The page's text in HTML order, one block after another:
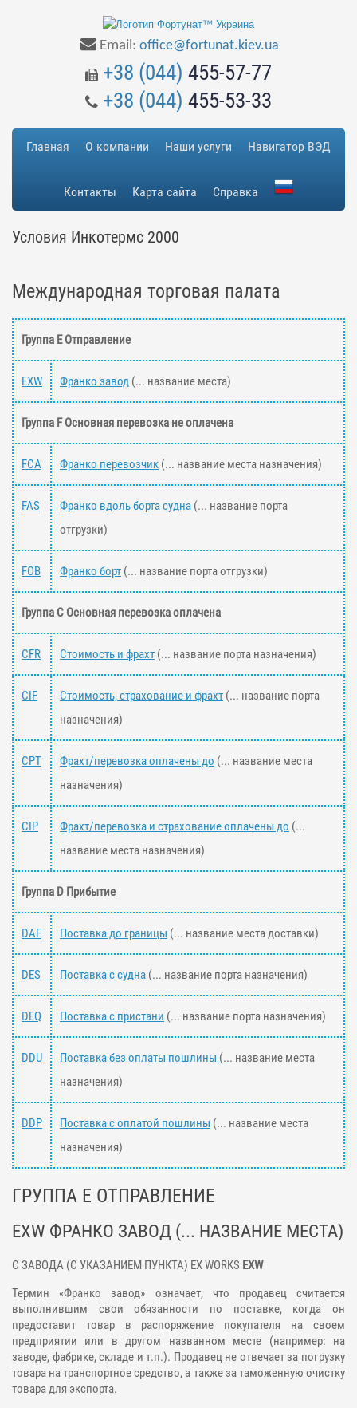
Email:office@fortunat.kiev.ua
+38 (044) 455-57-77
+38 (044) 455-53-33
Главная О компании Наши услуги Навигатор ВЭД
Контакты Карта сайта Справка
Условия Инкотермс 2000
Международная торговая палата
Группа Е Отправление
EXW Франко завод (... название места)
Группа F Основная перевозка не оплачена
FCA Франко перевозчик (... название места назначения)
FAS Франко вдоль борта судна (... название порта
отгрузки)
FOB Франко борт (... название порта отгрузки)
Группа С Основная перевозка оплачена
CFR Стоимость и фрахт (... название порта назначения)
CIF Стоимость, страхование и фрахт (... название порта
назначения)
CPT Фрахт/перевозка оплачены до (... название места
назначения)
CIP Фрахт/перевозка и страхование оплачены до (...
название места назначения)
Группа D Прибытие
DAF Поставка до границы (... название места доставки)
DES Поставка с судна (... название порта назначения)
DEQ Поставка с пристани (... название порта назначения)
DDU Поставка без оплаты пошлины (... название места
назначения)
DDP Поставка с оплатой пошлины (... название места
назначения)
ГРУППА Е ОТПРАВЛЕНИЕ
EXW ФРАНКО ЗАВОД (... НАЗВАНИЕ МЕСТА)
С ЗАВОДА (С УКАЗАНИЕМ ПУНКТА) EX WORKS EXW
Термин «Франко завод» означает, что продавец считается
выполнившим свои обязанности по поставке, когда он
предоставит товар в распоряжение покупателя на своем
предприятии или в другом названном месте (например: на
заводе, фабрике, складе и т.п.). Продавец не отвечает за погрузку
товара на транспортное средство, а также за таможенную очистку
товара для экспорта.